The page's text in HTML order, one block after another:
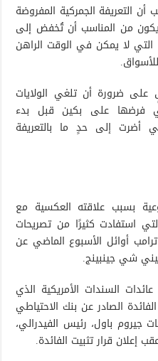
أن التعريفة الجمركية المفروضة
من المناسب أن تُخفض إلى
النسبة التي لا يمكن في الوقت الراهن
ضرورة أن تلغي الولايات
فرضها على بكين قبل بدء
أضرت إلى حدٍ ما بالتعريفة
بسبب علاقته العكسية مع
استفادت كثيرًا من تصريحات
أوائل الأسبوع الماضي عن
شي جينبينج.
السندات الأمريكية الذي
الصادر عن بنك الاحتياطي
جيروم باول، رئيس الفيدرالي،
قرار تثبيت الفائدة.